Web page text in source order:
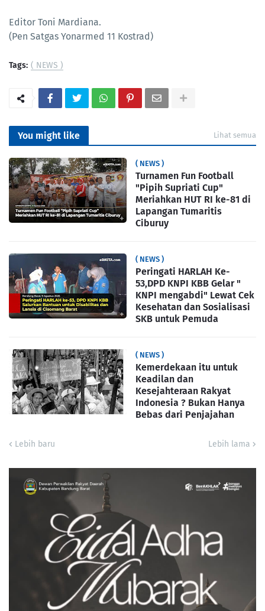
Editor Toni Mardiana.
(Pen Satgas Yonarmed 11 Kostrad)
Tags: ( NEWS )
You might like Lihat semua
( NEWS )
Turnamen Fun Football
"Pipih Supriati Cup"
Meriahkan HUT RI ke-81 di
Lapangan Tumaritis
Ciburuy
( NEWS )
Peringati HARLAH Ke-
53,DPD KNPI KBB Gelar "
KNPI mengabdi" Lewat Cek
Kesehatan dan Sosialisasi
SKB untuk Pemuda
( NEWS )
Kemerdekaan itu untuk
Keadilan dan
Kesejahteraan Rakyat
Indonesia ? Bukan Hanya
Bebas dari Penjajahan
Lebih baru Lebih lama